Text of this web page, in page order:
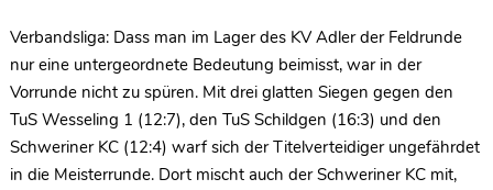
Verbandsliga: Dass man im Lager des KV Adler der Feldrunde
nur eine untergeordnete Bedeutung beimisst, war in der
Vorrunde nicht zu spüren. Mit drei glatten Siegen gegen den
TuS Wesseling 1 (12:7), den TuS Schildgen (16:3) und den
Schweriner KC (12:4) warf sich der Titelverteidiger ungefährdet
in die Meisterrunde. Dort mischt auch der Schweriner KC mit,